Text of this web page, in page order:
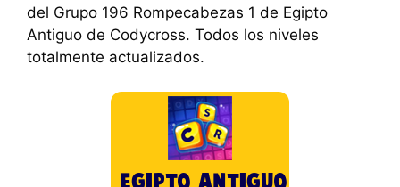
del Grupo 196 Rompecabezas 1 de Egipto
Antiguo de Codycross. Todos los niveles
totalmente actualizados.